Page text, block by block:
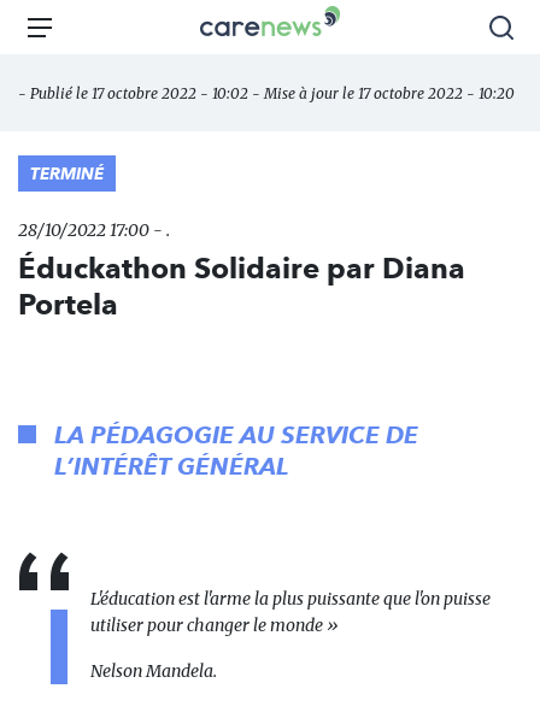
Aller
principal
Carenews,
des
Menu
- Publié le 17 octobre 2022 - 10:02 - Mise à jour le 17 octobre 2022 - 10:20
TERMINÉ
28/10/2022 17:00 - .
Éduckathon Solidaire par Diana
Portela
LA PÉDAGOGIE AU SERVICE DE
L’INTÉRÊT GÉNÉRAL
L'éducation est l'arme la plus puissante que l'on puisse
utiliser pour changer le monde »
Nelson Mandela.